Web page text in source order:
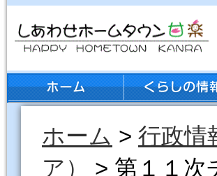
ホーム > 行政情
ア）
> 第１１次